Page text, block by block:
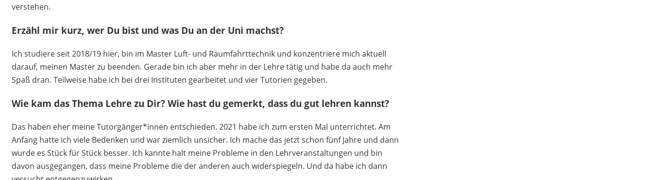
verstehen.
Erzähl mir kurz, wer Du bist und was Du an der Uni machst?
Ich studiere seit 2018/19 hier, bin im Master Luft- und Raumfahrttechnik und konzentriere mich aktuell
darauf, meinen Master zu beenden. Gerade bin ich aber mehr in der Lehre tätig und habe da auch mehr
Spaß dran. Teilweise habe ich bei drei Instituten gearbeitet und vier Tutorien gegeben.
Wie kam das Thema Lehre zu Dir? Wie hast du gemerkt, dass du gut lehren kannst?
Das haben eher meine Tutorgänger*innen entschieden. 2021 habe ich zum ersten Mal unterrichtet. Am
Anfang hatte ich viele Bedenken und war ziemlich unsicher. Ich mache das jetzt schon fünf Jahre und dann
wurde es Stück für Stück besser. Ich kannte halt meine Probleme in den Lehrveranstaltungen und bin
davon ausgegangen, dass meine Probleme die der anderen auch widerspiegeln. Und da habe ich dann